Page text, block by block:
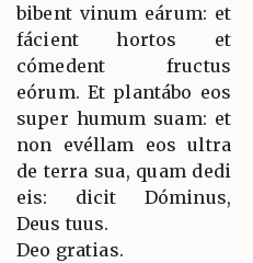
bibent vinum eárum: et
fácient hortos et
cómedent fructus
eórum. Et plantábo eos
super humum suam: et
non evéllam eos ultra
de terra sua, quam dedi
eis: dicit Dóminus,
Deus tuus.
Deo gratias.